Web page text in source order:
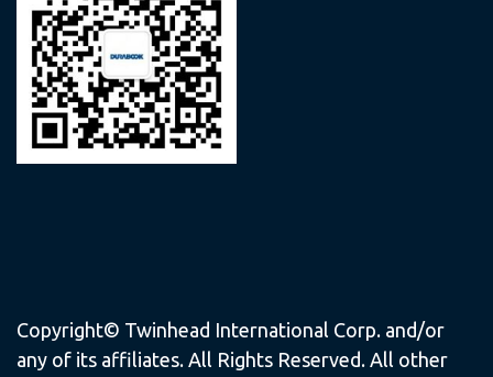
Copyright© Twinhead International Corp. and/or
any of its affiliates. All Rights Reserved. All other